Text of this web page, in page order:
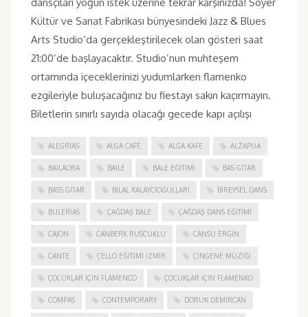
Kültür ve Sanat Fabrikası bünyesindeki Jazz & Blues
Arts Studio‘da gerçekleştirilecek olan gösteri saat
21:00‘de başlayacaktır. Studio’nun muhteşem
ortamında içeceklerinizi yudumlarken flamenko
ezgileriyle buluşacağınız bu fiestayı sakın kaçırmayın.
Biletlerin sınırlı sayıda olacağı gecede kapı açılışı
ALEGRIAS ALGA CAFE ALGA KAFE ALZAPUA
BAILAORA BAILE BALE EĞITIMI BAS GITAR
BASS GITAR BILAL KALAYCIOĞULLARI BIREYSEL DANS
BULERIAS ÇAĞDAŞ BALE ÇAĞDAŞ DANS EĞITIMI
CAJON CANBERK RUSCUKLU CANSU ERGIN
CANTE ÇELLO EĞITIMI İZMIR ÇINGENE MÜZIĞI
ÇOCUKLAR IÇIN FLAMENCO ÇOCUKLAR IÇIN FLAMENKO
COMPAS CONTEMPORARY DORUK DEMIRCAN